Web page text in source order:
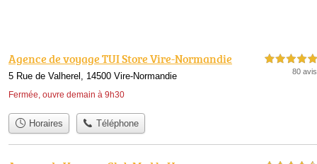
Agence de voyage TUI Store Vire-Normandie
5 Rue de Valherel, 14500 Vire-Normandie
Fermée, ouvre demain à 9h30
5,0 étoiles sur 5
80 avis
Horaires Téléphone